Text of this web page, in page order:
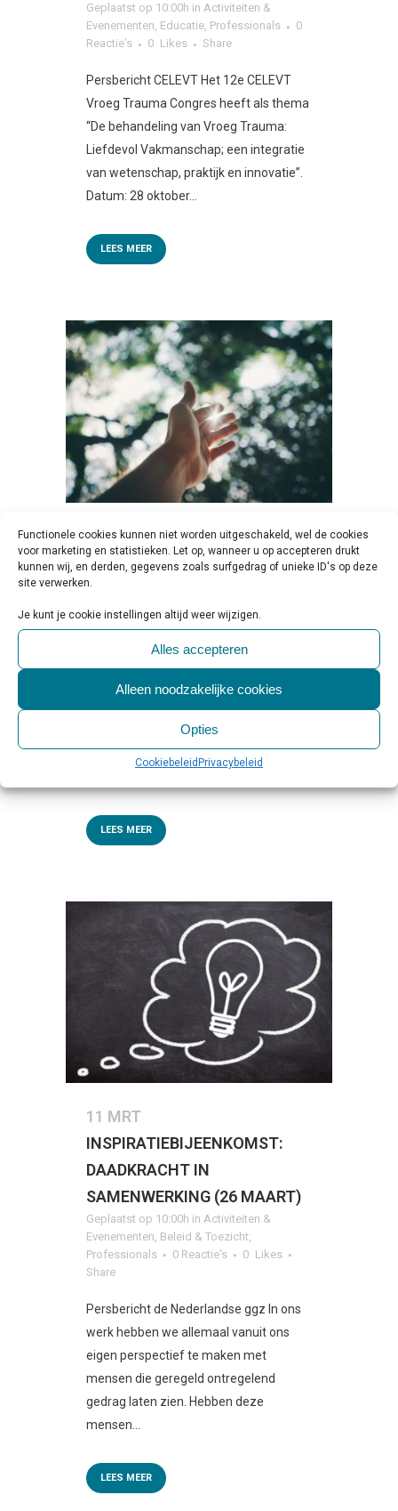
Functionele cookies kunnen niet worden uitgeschakeld, wel de cookies
voor marketing en statistieken. Let op, wanneer u op accepteren drukt
kunnen wij, en derden, gegevens zoals surfgedrag of unieke ID's op deze
site verwerken.
Je kunt je cookie instellingen altijd weer wijzigen.
Alles accepteren
Alleen noodzakelijke cookies
Opties
Cookiebeleid Privacybeleid
Geplaatst op 10:00h in Activiteiten &
Evenementen, Educatie, Professionals
0
Reactie's
0 Likes Share
Persbericht CELEVT Het 12e CELEVT
Vroeg Trauma Congres heeft als thema
“De behandeling van Vroeg Trauma:
Liefdevol Vakmanschap; een integratie
van wetenschap, praktijk en innovatie”.
Datum: 28 oktober...
LEES MEER
15 SEPNATIONALE
VITALITEITSWEEK 2025 –
THEMA: MENTAAL IN BALANS
Geplaatst op 10:00h inActiviteiten &
Evenementen,Educatie,Persbericht
0
0 Likes Share
Bron: Nationale Vitaliteitsweek Van 22
t/m 28 september 2025 vindt de 11e
editie van de Nationale Vitaliteitsweek
plaats. Gedurende deze hybride week
LEES MEER
11 MRT
INSPIRATIEBIJEENKOMST:
DAADKRACHT IN
SAMENWERKING (26 MAART)
Geplaatst op 10:00h in Activiteiten &
Evenementen, Beleid & Toezicht,
Professionals
0 Reactie's 0 Likes
Share
Persbericht de Nederlandse ggz In ons
werk hebben we allemaal vanuit ons
eigen perspectief te maken met
mensen die geregeld ontregelend
gedrag laten zien. Hebben deze
mensen...
LEES MEER